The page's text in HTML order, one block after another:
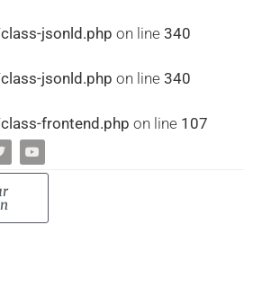
jsonld.php on line 340
jsonld.php on line 340
frontend.php on line 107